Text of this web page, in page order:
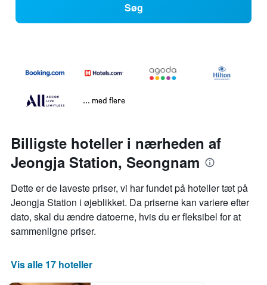
Søg
... med flere
Billigste hoteller i nærheden af
Jeongja Station, Seongnam
Dette er de laveste priser, vi har fundet på hoteller tæt på
Jeongja Station i øjeblikket. Da priserne kan variere efter
dato, skal du ændre datoerne, hvis du er fleksibel for at
sammenligne priser.
Vis alle 17 hoteller